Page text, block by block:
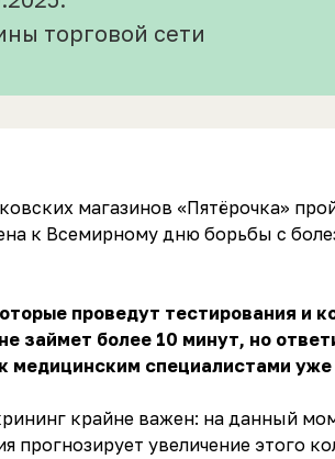
торговой сети
магазинов «Пятёрочка»
к Всемирному дню борьбы с
проведут тестирования и
займет более 10 минут, но
медицинским специалистами уже
крайне важен: на данный
прогнозирует увеличение этого